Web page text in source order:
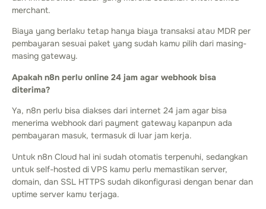
merchant.
Biaya yang berlaku tetap hanya biaya transaksi atau MDR per
pembayaran sesuai paket yang sudah kamu pilih dari masing-
masing gateway.
Apakah n8n perlu online 24 jam agar webhook bisa
diterima?
Ya, n8n perlu bisa diakses dari internet 24 jam agar bisa
menerima webhook dari payment gateway kapanpun ada
pembayaran masuk, termasuk di luar jam kerja.
Untuk n8n Cloud hal ini sudah otomatis terpenuhi, sedangkan
untuk self-hosted di VPS kamu perlu memastikan server,
domain, dan SSL HTTPS sudah dikonfigurasi dengan benar dan
uptime server kamu terjaga.